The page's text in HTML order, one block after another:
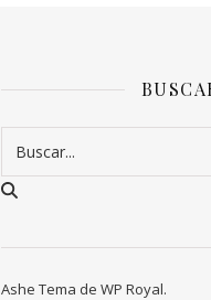
Ashe Tema de WP Royal.